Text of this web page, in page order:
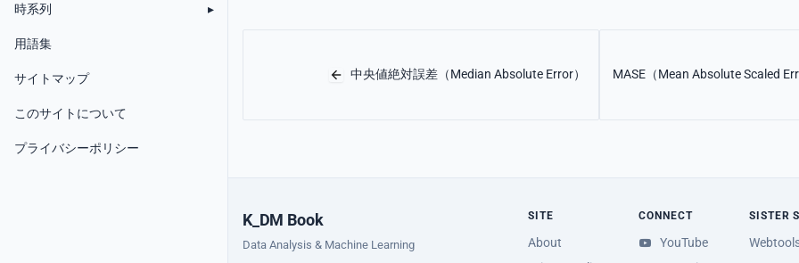
時系列
用語集
サイトマップ
このサイトについて
プライバシーポリシー
中央値絶対誤差（Median Absolute Error） MASE（Mean Absolute Scaled
K_DM Book
Data Analysis & Machine Learning
SITE
About
CONNECT
YouTube
SISTER